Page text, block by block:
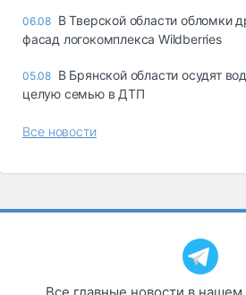
06.08 В Тверской области обломки
фасад логокомплекса Wildberries
05.08 В Брянской области осудят
целую семью в ДТП
Все новости